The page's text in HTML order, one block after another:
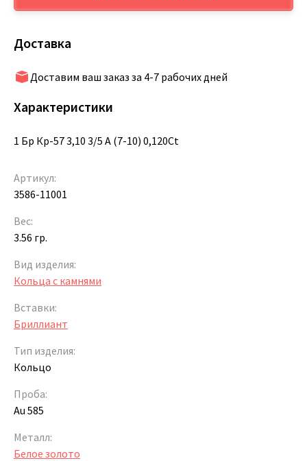
Доставка
Доставим ваш заказ за 4-7 рабочих дней
Характеристики
1 Бр Кр-57 3,10 3/5 А (7-10) 0,120Ct
Артикул:
3586-11001
Вес:
3.56 гр.
Вид изделия:
Кольца с камнями
Вставки:
Бриллиант
Тип изделия:
Кольцо
Проба:
Au 585
Металл:
Белое золото